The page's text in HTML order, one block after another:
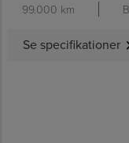
99.000 km
Se specifikationer